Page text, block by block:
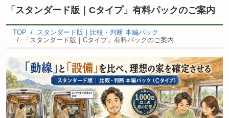
「スタンダード版｜Cタイプ」有料パックのご案内
TOP
スタンダード版｜比較・判断 本編パック
「スタンダード版｜Cタイプ」有料パックのご案内